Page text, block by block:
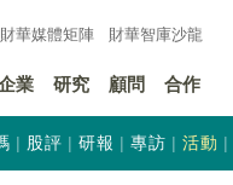
財華媒體矩陣 財華智庫沙龍
業 研究 顧問 合作
股評 研報 專訪 活動